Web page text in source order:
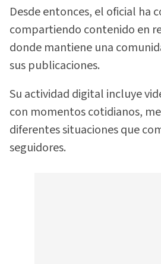
Desde entonces, el oficial ha
compartiendo contenido en
donde mantiene una
sus publicaciones.
Su actividad digital incluye
con momentos cotidianos,
diferentes situaciones que
seguidores.